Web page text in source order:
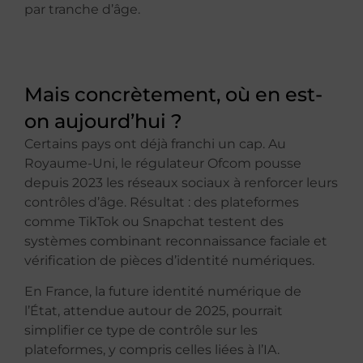
par tranche d’âge.
Mais concrètement, où en est-
on aujourd’hui ?
Certains pays ont déjà franchi un cap. Au
Royaume-Uni, le régulateur Ofcom pousse
depuis 2023 les réseaux sociaux à renforcer leurs
contrôles d’âge. Résultat : des plateformes
comme TikTok ou Snapchat testent des
systèmes combinant reconnaissance faciale et
vérification de pièces d’identité numériques.
En France, la future identité numérique de
l’État, attendue autour de 2025, pourrait
simplifier ce type de contrôle sur les
plateformes, y compris celles liées à l’IA.